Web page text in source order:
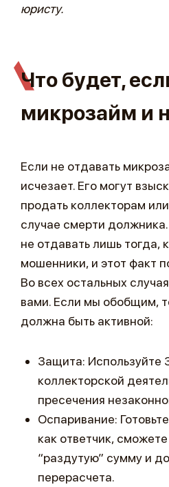
юристу.
Что будет,
микрозайм и
Если не отдавать
исчезает. Его могут
продать коллекторам
случае смерти
не отдавать лишь тогда,
мошенники, и этот факт
Во всех остальных
вами. Если мы обобщим,
должна быть активной:
Защита: Используйте
коллекторской
пресечения
Оспаривание:
как ответчик,
“раздутую” сумму и
перерасчета.